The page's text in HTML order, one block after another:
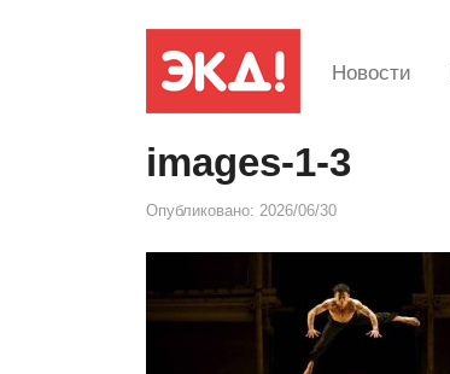
Новости
images-1-3
Опубликовано: 2026/06/30